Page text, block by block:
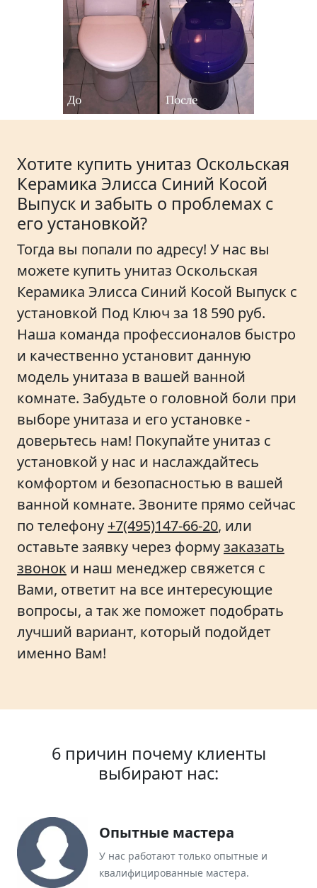
Хотите купить унитаз Оскольская
Керамика Элисса Синий Косой
Выпуск и забыть о проблемах с
его установкой?
Тогда вы попали по адресу! У нас вы
можете купить унитаз Оскольская
Керамика Элисса Синий Косой Выпуск с
установкой Под Ключ за 18 590 руб.
Наша команда профессионалов быстро
и качественно установит данную
модель унитаза в вашей ванной
комнате. Забудьте о головной боли при
выборе унитаза и его установке -
доверьтесь нам! Покупайте унитаз с
установкой у нас и наслаждайтесь
комфортом и безопасностью в вашей
ванной комнате. Звоните прямо сейчас
по телефону +7(495)147-66-20, или
оставьте заявку через формузаказать
звонок и наш менеджер свяжется с
Вами, ответит на все интересующие
вопросы, а так же поможет подобрать
лучший вариант, который подойдет
именно Вам!
6 причин почему клиенты
выбирают нас:
Опытные мастера
У нас работают только опытные и
квалифицированные мастера.